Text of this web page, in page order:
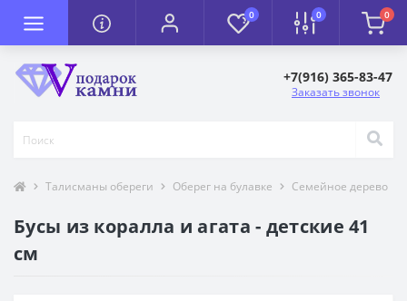
0 0 0
+7(916) 365-83-47
Заказать звонок
Талисманы обереги Оберег на булавке Семейное дерево
Бусы из коралла и агата - детские 41
см